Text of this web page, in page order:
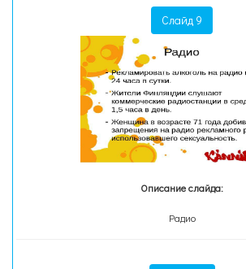
Слайд 9
Описание слайда:
Радио